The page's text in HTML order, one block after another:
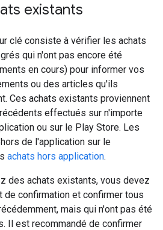
existants
clé consiste à vérifier les achats
qui n'ont pas encore été
en cours) pour informer vos
ou des articles qu'ils
Ces achats existants proviennent
effectués sur n'importe
ou sur le Play Store. Les
de l'application sur le
achats hors application.
des achats existants, vous devez
confirmation et confirmer tous
mais qui n'ont pas été
Il est recommandé de confirmer